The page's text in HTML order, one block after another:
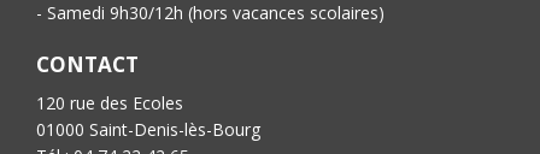
- Samedi 9h30/12h (hors vacances scolaires)
CONTACT
120 rue des Ecoles
01000 Saint-Denis-lès-Bourg